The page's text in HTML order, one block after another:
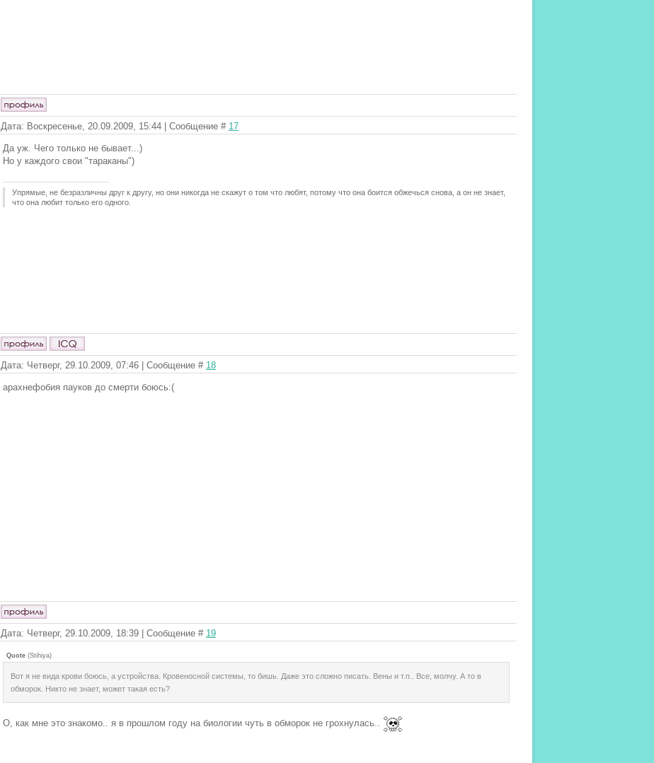
Дата: Воскресенье, 20.09.2009, 15:44 | Сообщение # 17
Да уж. Чего только не бывает...)
Но у каждого свои "тараканы")
Упрямые, не безразличны друг к другу, но они никогда не скажут о том что любят, потому что она боится обжечься снова, а он не знает,
что она любит только его одного.
Дата: Четверг, 29.10.2009, 07:46 | Сообщение # 18
арахнефобия пауков до смерти боюсь:(
Дата: Четверг, 29.10.2009, 18:39 | Сообщение # 19
Quote (Stihiya)
Вот я не вида крови боюсь, а устройства. Кровеносной системы, то бишь. Даже это сложно писать. Вены и т.п.. Все, молчу. А то в
обморок. Никто не знает, может такая есть?
О, как мне это знакомо.. я в прошлом году на биологии чуть в обморок не грохнулась..